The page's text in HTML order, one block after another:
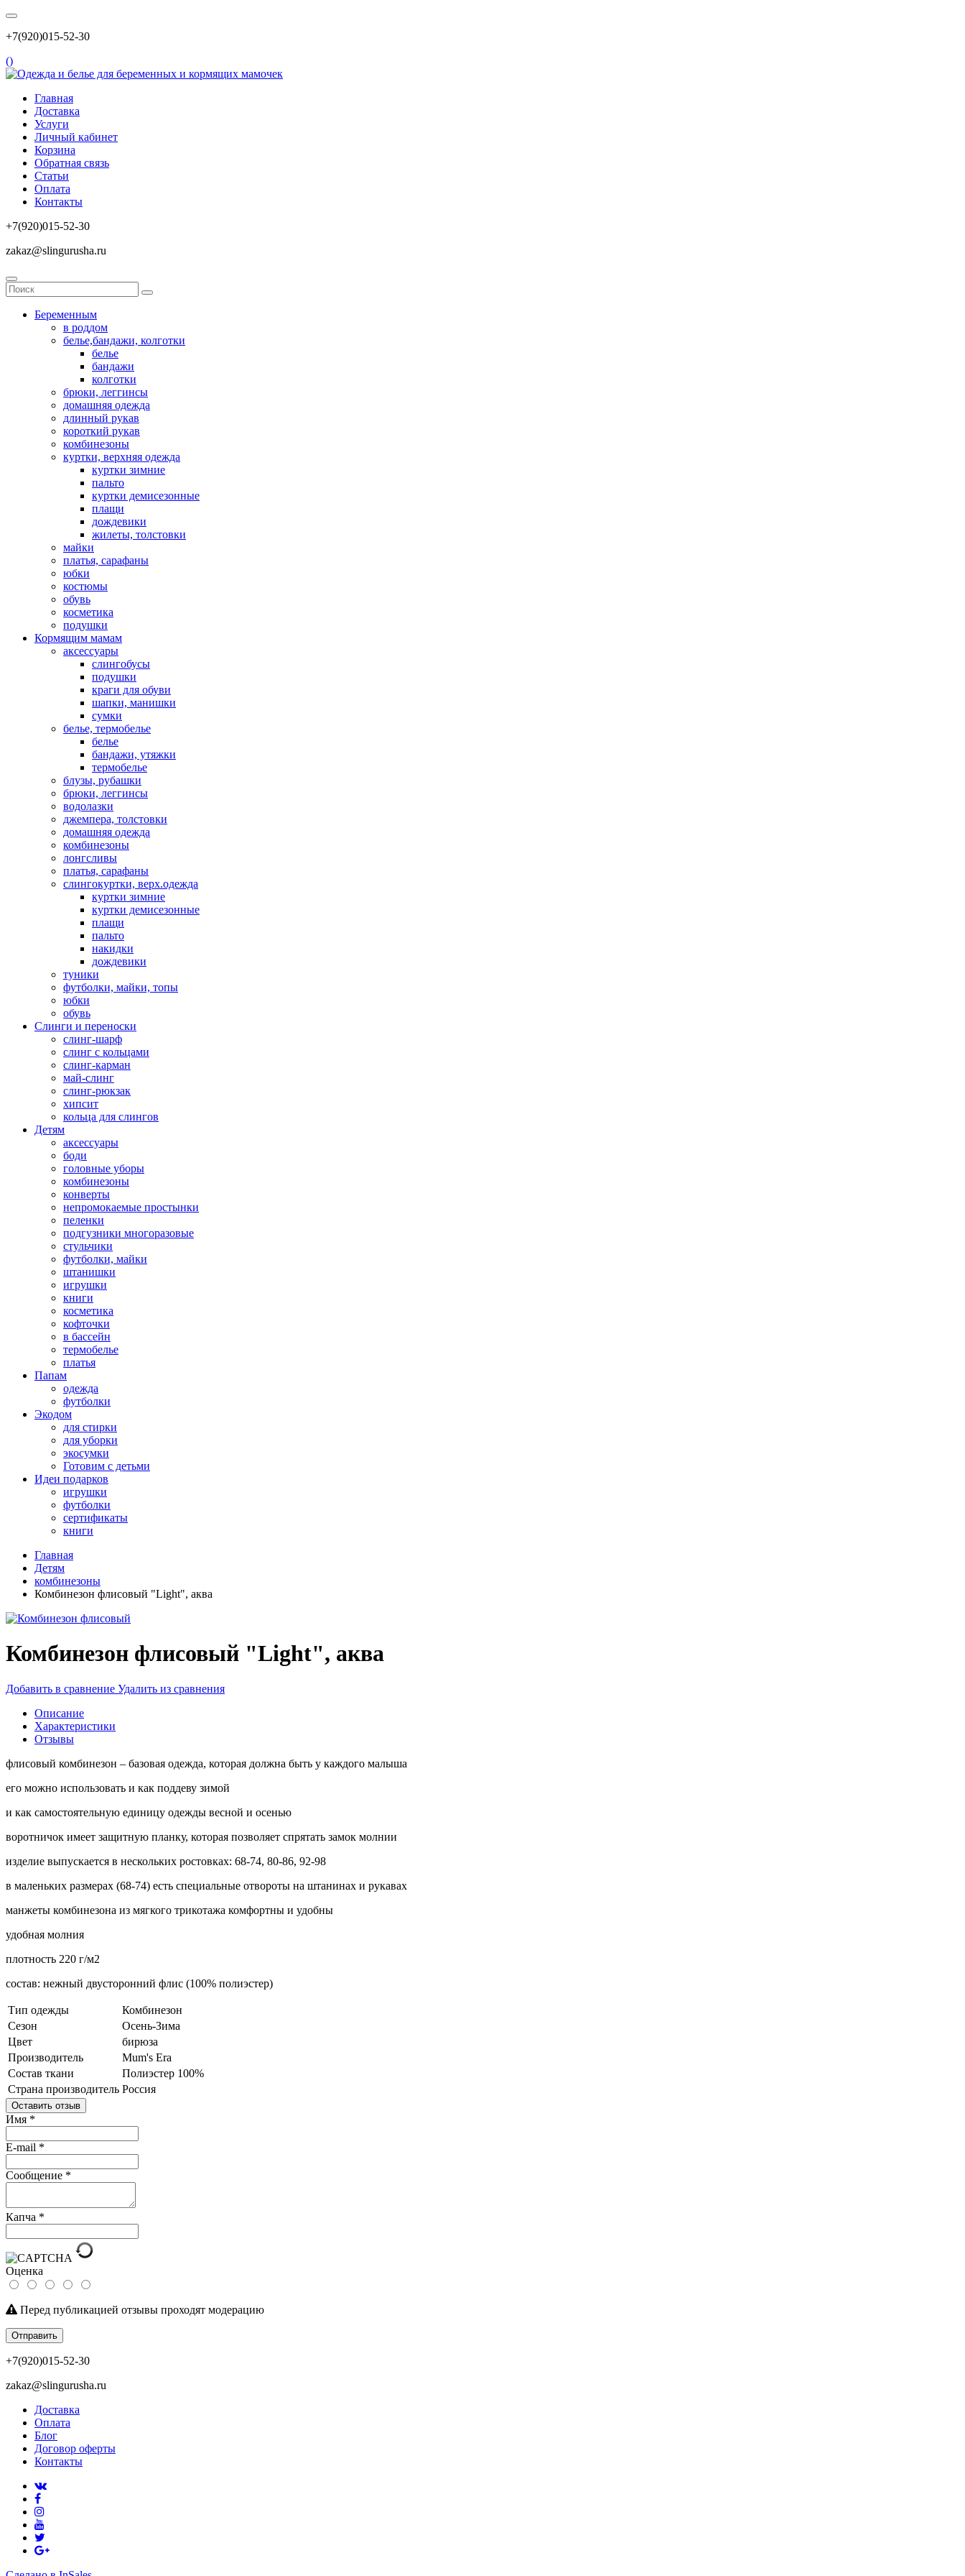
+7(920)015-52-30
()
Главная
Доставка
Услуги
Личный кабинет
Корзина
Обратная связь
Статьи
Оплата
Контакты
+7(920)015-52-30
zakaz@slingurusha.ru
Беременным
в роддом
белье,бандажи, колготки
белье
бандажи
колготки
брюки, леггинсы
домашняя одежда
длинный рукав
короткий рукав
комбинезоны
куртки, верхняя одежда
куртки зимние
пальто
куртки демисезонные
плащи
дождевики
жилеты, толстовки
майки
платья, сарафаны
юбки
костюмы
обувь
косметика
подушки
Кормящим мамам
аксессуары
слингобусы
подушки
краги для обуви
шапки, манишки
сумки
белье, термобелье
белье
бандажи, утяжки
термобелье
блузы, рубашки
брюки, леггинсы
водолазки
джемпера, толстовки
домашняя одежда
комбинезоны
лонгсливы
платья, сарафаны
слингокуртки, верх.одежда
куртки зимние
куртки демисезонные
плащи
пальто
накидки
дождевики
туники
футболки, майки, топы
юбки
обувь
Слинги и переноски
слинг-шарф
слинг с кольцами
слинг-карман
май-слинг
слинг-рюкзак
хипсит
кольца для слингов
Детям
аксессуары
боди
головные уборы
комбинезоны
конверты
непромокаемые простынки
пеленки
подгузники многоразовые
стульчики
футболки, майки
штанишки
игрушки
книги
косметика
кофточки
в бассейн
термобелье
платья
Папам
одежда
футболки
Экодом
для стирки
для уборки
экосумки
Готовим с детьми
Идеи подарков
игрушки
футболки
сертификаты
книги
Главная
Детям
комбинезоны
Комбинезон флисовый "Light", аква
Комбинезон флисовый "Light", аква
Добавить в сравнение Удалить из сравнения
Описание
Характеристики
Отзывы
флисовый комбинезон – базовая одежда, которая должна быть у каждого малыша
его можно использовать и как поддеву зимой
и как самостоятельную единицу одежды весной и осенью
воротничок имеет защитную планку, которая позволяет спрятать замок молнии
изделие выпускается в нескольких ростовках: 68-74, 80-86, 92-98
в маленьких размерах (68-74) есть специальные отвороты на штанинах и рукавах
манжеты комбинезона из мягкого трикотажа комфортны и удобны
удобная молния
плотность 220 г/м2
состав: нежный двусторонний флис (100% полиэстер)
Тип одежды
Комбинезон
Сезон
Осень-Зима
Цвет
бирюза
Производитель
Mum's Era
Состав ткани
Полиэстер 100%
Страна производитель Россия
Оставить отзыв
Имя *
E-mail *
Сообщение *
Капча *
Оценка
Перед публикацией отзывы проходят модерацию
Отправить
+7(920)015-52-30
zakaz@slingurusha.ru
Доставка
Оплата
Блог
Договор оферты
Контакты